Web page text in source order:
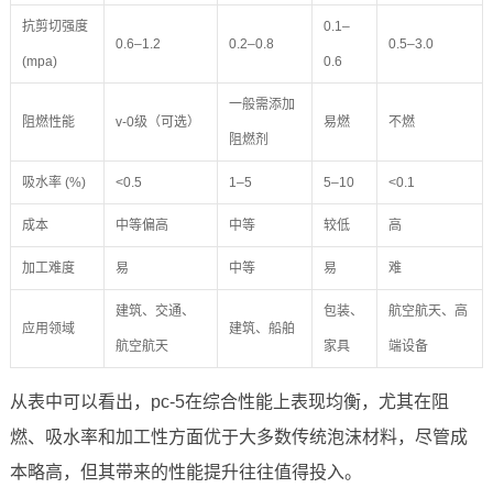
抗剪切强度
(mpa)
0.6–1.2 0.2–0.8
0.1–
0.6
0.5–3.0
阻燃性能 v-0级（可选）
一般需添加
阻燃剂
易燃 不燃
吸水率 (%) <0.5 1–5 5–10 <0.1
成本 中等偏高 中等 较低 高
加工难度 易 中等 易 难
应用领域
建筑、交通、
航空航天
建筑、船舶
包装、
家具
航空航天、高
端设备
从表中可以看出，pc-5在综合性能上表现均衡，尤其在阻
燃、吸水率和加工性方面优于大多数传统泡沫材料，尽管成
本略高，但其带来的性能提升往往值得投入。